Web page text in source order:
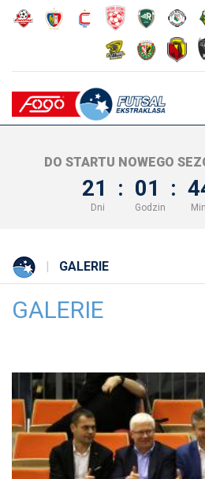
DO STARTU NOWEGO
21 : 01 :
Dni Godzin
GALERIE
GALERIE